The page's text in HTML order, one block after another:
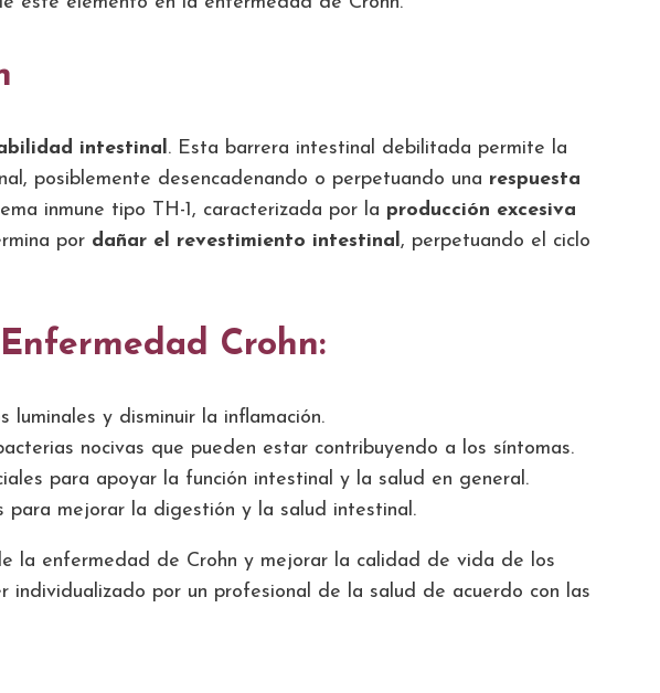
intestinal. Esta barrera intestinal debilitada permite la
posiblemente desencadenando o perpetuando una respuesta
inmune tipo TH-1, caracterizada por la producción excesiva
por dañar el revestimiento intestinal, perpetuando el ciclo
Crohn:
y disminuir la inflamación.
nocivas que pueden estar contribuyendo a los síntomas.
para apoyar la función intestinal y la salud en general.
para mejorar la digestión y la salud intestinal.
la enfermedad de Crohn y mejorar la calidad de vida de los
individualizado por un profesional de la salud de acuerdo con las